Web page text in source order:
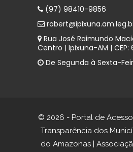
(97) 98410-9856
Rua José Raimundo
Centro | Ipixuna-AM |
De Segunda à Sexta-
© 2026 - Portal de
Transparência dos
do Amazonas |